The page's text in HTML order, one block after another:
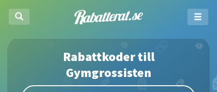
Rabattkoder till
Gymgrossisten